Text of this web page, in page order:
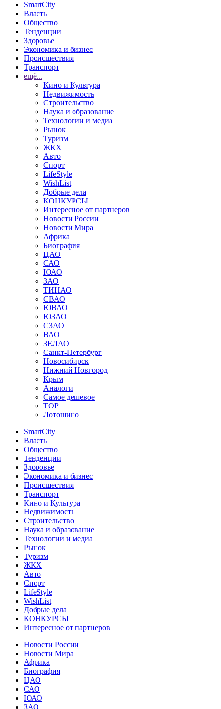
SmartCity
Власть
Общество
Тенденции
Здоровье
Экономика и бизнес
Происшествия
Транспорт
ещё...
Кино и Культура
Недвижимость
Строительство
Наука и образование
Технологии и медиа
Рынок
Туризм
ЖКХ
Авто
Спорт
LifeStyle
WishList
Добрые дела
КОНКУРСЫ
Интересное от партнеров
Новости России
Новости Мира
Африка
Биография
ЦАО
САО
ЮАО
ЗАО
ТИНАО
СВАО
ЮВАО
ЮЗАО
СЗАО
ВАО
ЗЕЛАО
Санкт-Петербург
Новосибирск
Нижний Новгород
Крым
Аналоги
Самое дешевое
TOP
Лотошино
SmartCity
Власть
Общество
Тенденции
Здоровье
Экономика и бизнес
Происшествия
Транспорт
Кино и Культура
Недвижимость
Строительство
Наука и образование
Технологии и медиа
Рынок
Туризм
ЖКХ
Авто
Спорт
LifeStyle
WishList
Добрые дела
КОНКУРСЫ
Интересное от партнеров
Новости России
Новости Мира
Африка
Биография
ЦАО
САО
ЮАО
ЗАО